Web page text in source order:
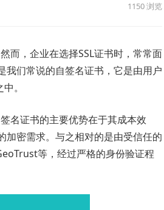
1150浏览
而，企业在选择SSL证书时，常常面
我们常说的自签名证书，它是由用户
。
名证书的主要优势在于其成本效
加密需求。与之相对的是由受信任的
等，经过严格的身份验证程